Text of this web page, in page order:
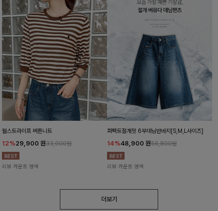
월스트라이프 버튼니트
12%29,900 원33,900원
리뷰 카운트 영역
퍼펙트절개핏 6부데님반바지[S,M,L사이즈]
14%48,900 원56,800원
리뷰 카운트 영역
더보기